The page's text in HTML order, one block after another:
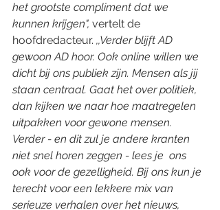
het grootste compliment dat we
kunnen krijgen", vertelt de
hoofdredacteur. ,,Verder blijft AD
gewoon AD hoor. Ook online willen we
dicht bij ons publiek zijn. Mensen als jij
staan centraal. Gaat het over politiek,
dan kijken we naar hoe maatregelen
uitpakken voor gewone mensen.
Verder - en dit zul je andere kranten
niet snel horen zeggen - lees je  ons
ook voor de gezelligheid. Bij ons kun je
terecht voor een lekkere mix van
serieuze verhalen over het nieuws,